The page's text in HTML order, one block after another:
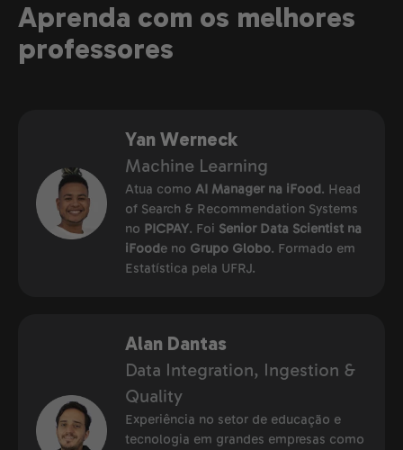
Aprenda com os melhores
professores
Yan Werneck
Machine Learning
Atua como AI Manager na iFood. Head
of Search & Recommendation Systems
no PICPAY. Foi Senior Data Scientist na
iFoode no Grupo Globo. Formado em
Estatística pela UFRJ.
Alan Dantas
Data Integration, Ingestion &
Quality
Experiência no setor de educação e
tecnologia em grandes empresas como